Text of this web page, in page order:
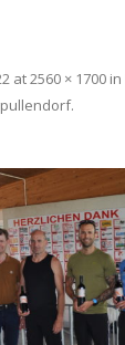
at2560 × 1700 in
.